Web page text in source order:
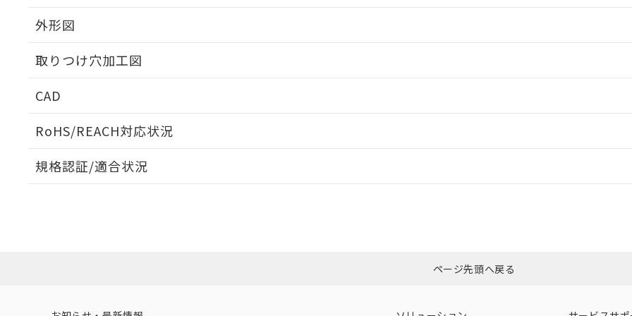
外形図
取りつけ穴加工図
CAD
RoHS/REACH対応状況
EU RoHS 注意事項・凡例
ダウンロードはこちら
規格認証/適合状況
ページ先頭へ戻る